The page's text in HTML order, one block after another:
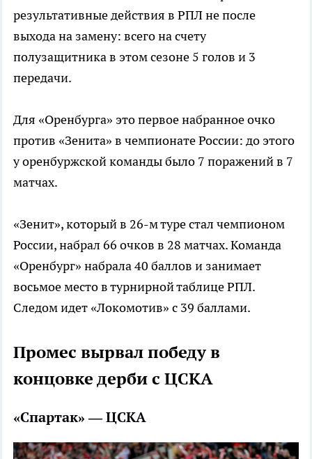
результативные действия в РПЛ не после
выхода на замену: всего на счету
полузащитника в этом сезоне 5 голов и 3
передачи.
Для «Оренбурга» это первое набранное очко
против «Зенита» в чемпионате России: до этого
у оренбуржской команды было 7 поражений в 7
матчах.
«Зенит», который в 26-м туре стал чемпионом
России, набрал 66 очков в 28 матчах. Команда
«Оренбург» набрала 40 баллов и занимает
восьмое место в турнирной таблице РПЛ.
Следом идет «Локомотив» с 39 баллами.
Промес вырвал победу в
концовке дерби с ЦСКА
«Спартак» — ЦСКА